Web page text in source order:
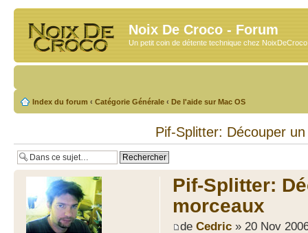
Noix De Croco - Forum
Un petit coin de détente technique chez
Index du forum ‹ Catégorie Générale ‹ De l'aide sur Mac OS
Pif-Splitter: Découper
Pif-Splitter:
morceaux
de Cedric» 20 Nov